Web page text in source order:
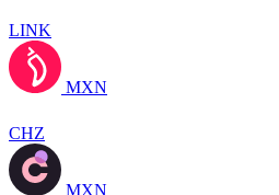
LINK
MXN
CHZ
MXN